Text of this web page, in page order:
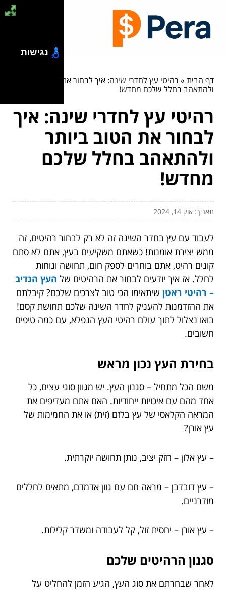
דף הבית» רהיטי עץ לחדרי שינה: איך לבחור את הטוב ביותר
ולהתאהב בחלל שלכם מחדש!
רהיטי עץ לחדרי שינה: איך
לבחור את הטוב ביותר
ולהתאהב בחלל שלכם
מחדש!
תאריך: אוק 14, 2024
לעבוד עם עץ בחדר השינה זה לא רק לבחור רהיטים, זה
ממש יצירת אומנות! כשאתם משקיעים בעץ, אתם לא סתם
קונים רהיט, אתם בוחרים לספק חום, תחושה ונוחות
לחלל. אז איך יודעים לבחור את הרהיטים של העץ הנדיב
– רהיטי ראטן שיתאימו הכי טוב לצרכים שלכם? קיבלתם
את ההזדמנות להעניק לחדר השינה שלכם תחושת קסם!
בואו נצלול לתוך עולם רהיטי העץ הנפלא, עם כמה טיפים
חשובים.
בחירת העץ נכון מראש
משם הכל מתחיל – סגנון העץ. יש מגוון סוגי עצים, כל
אחד מהם עם איכויות ייחודיות. האם אתם מעדיפים את
המראה הקלאסי של עץ בלזם (זית) או את החמימות של
עץ אורן?
– עץ אלון – חזק יציב, נותן תחושה יוקרתית.
– עץ דובדבן – מראה חם עם גוון אדמדם, מתאים לחללים
מודרניים.
– עץ אורן – יחסית זול, קל לעבודה ומשדר קלילות.
סגנון הרהיטים שלכם
לאחר שבחרתם את סוג העץ, הגיע הזמן להחליט על
נגישות